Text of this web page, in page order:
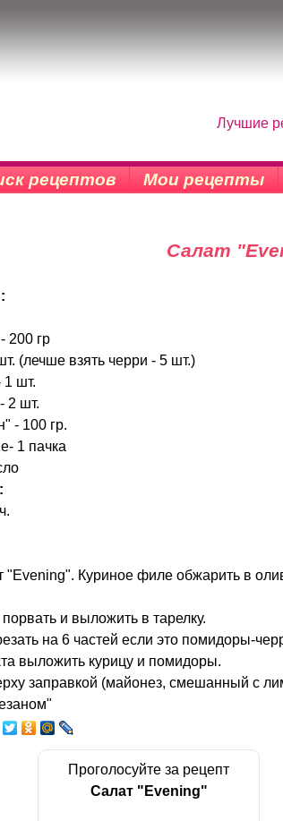
Лучшие
рецептов Мои рецепты
Салат
200 гр
(лечше взять черри - 5 шт.)
1 шт.
2 шт.
- 100 гр.
1 пачка
"Evening". Куриное филе обжарить в
и выложить в тарелку.
на 6 частей если это помидоры-
выложить курицу и помидоры.
заправкой (майонез, смешанный с
Проголосуйте за рецепт
Салат "Evening"